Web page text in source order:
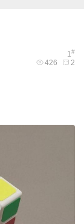
1#
426 2